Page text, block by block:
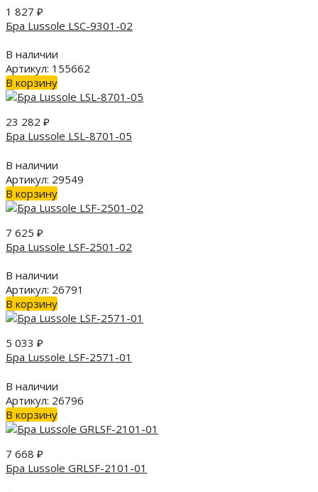
1 827 ₽
Бра Lussole LSC-9301-02
В наличии
Артикул: 155662
В корзину
23 282 ₽
Бра Lussole LSL-8701-05
В наличии
Артикул: 29549
В корзину
7 625 ₽
Бра Lussole LSF-2501-02
В наличии
Артикул: 26791
В корзину
5 033 ₽
Бра Lussole LSF-2571-01
В наличии
Артикул: 26796
В корзину
7 668 ₽
Бра Lussole GRLSF-2101-01